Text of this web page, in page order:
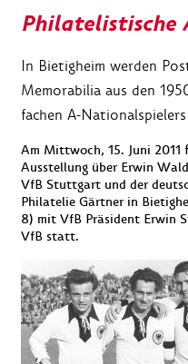
Philatelistische
In Bietigheim werden
Memorabilia aus den
fachen A-
Am Mittwoch, 15. Juni 2011
Ausstellung über Erwin
VfB Stuttgart und der
Philatelie Gärtner in
8) mit VfB Präsident Erwin
VfB statt.